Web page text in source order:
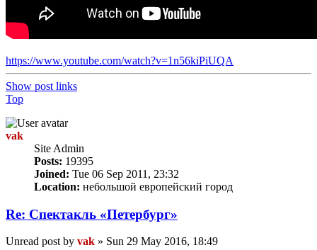
https://www.youtube.com/watch?v=1n56kiPiUQA
Show post links
Top
vak
Site Admin
Posts: 19395
Joined: Tue 06 Sep 2011, 23:32
Location: небольшой европейский город
Re: Спектакль «Петербург»
Unread post by vak » Sun 29 May 2016, 18:49